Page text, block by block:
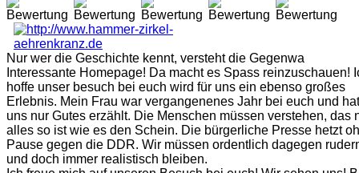
Nur wer die Geschichte kennt, versteht die Gegenwa
Interessante Homepage! Da macht es Spass reinzuschauen!
hoffe unser besuch bei euch wird für uns ein ebenso großes
Erlebnis. Mein Frau war vergangenenes Jahr bei euch und hat
uns nur Gutes erzählt. Die Menschen müssen verstehen, das
alles so ist wie es den Schein. Die bürgerliche Presse hetzt
Pause gegen die DDR. Wir müssen ordentlich dagegen
und doch immer realistisch bleiben.